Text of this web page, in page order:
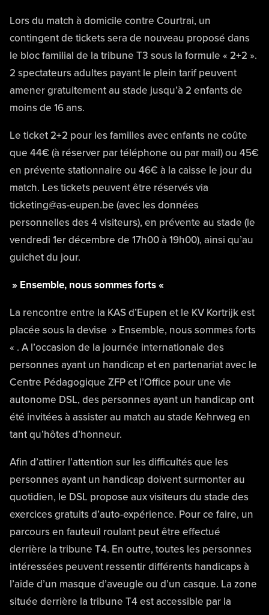
Lors du match à domicile contre Courtrai, un
contingent de tickets sera de nouveau proposé dans
le bloc familial de la tribune T3 sous la formule « 2+2 ».
2 spectateurs adultes payant le plein tarif peuvent
amener gratuitement au stade jusqu’à 2 enfants de
moins de 16 ans.
Le ticket 2+2 pour les familles avec enfants ne coûte
que 44€ (à réserver par téléphone ou par mail) ou 45€
en prévente stationnaire ou 46€ à la caisse le jour du
match. Les tickets peuvent être réservés via
ticketing@as-eupen.be (avec les données
personnelles des 4 visiteurs), en prévente au stade (le
vendredi 1er décembre de 17h00 à 19h00), ainsi qu’au
guichet du jour.
» Ensemble, nous sommes forts «
La rencontre entre la KAS d’Eupen et le KV Kortrijk est
placée sous la devise » Ensemble, nous sommes forts
« . A l’occasion de la journée internationale des
personnes ayant un handicap et en partenariat avec le
Centre Pédagogique ZFP et l’Office pour une vie
autonome DSL, des personnes ayant un handicap ont
été invitées à assister au match au stade Kehrweg en
tant qu’hôtes d’honneur.
Afin d’attirer l’attention sur les difficultés que les
personnes ayant un handicap doivent surmonter au
quotidien, le DSL propose aux visiteurs du stade des
exercices gratuits d’auto-expérience. Pour ce faire, un
parcours en fauteuil roulant peut être effectué
derrière la tribune T4. En outre, toutes les personnes
intéressées peuvent ressentir différents handicaps à
l’aide d’un masque d’aveugle ou d’un casque. La zone
située derrière la tribune T4 est accessible par la